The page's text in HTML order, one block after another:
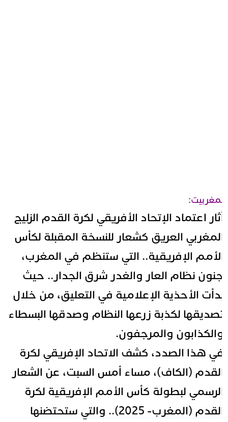
اعتماد الإتحاد الأفريقي لكرة القدم الزليج
العريق كشعار للنسخة المقبلة لكأس
الإفريقية.. التي ستنظم في المغرب،
نظام العار والغدر شرق الجدار.. حيث
الأحذية الإعلامية في التعليق، من خلال
لكذبة زرعها النظام وصدقها البسطاء
والمرجفون.
هذا الصدد، كشف الاتحاد الإفريقي لكرة
(الكاف)، مساء أمس السبت، عن الشعار
لبطولة كأس الأمم الإفريقية لكرة
القدم (المغرب- 2025).. والتي ستحتضنها